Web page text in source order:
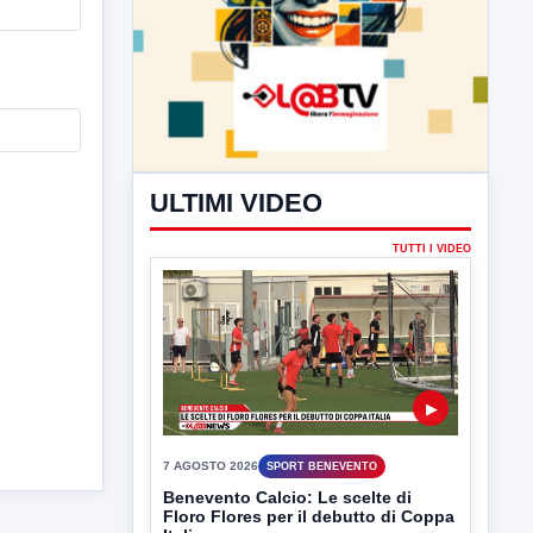
ULTIMI VIDEO